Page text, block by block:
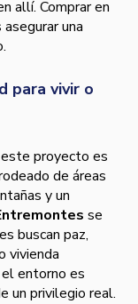
allí. Comprar en
una
para vivir o
proyecto es
de áreas
y un
se
buscan paz,
vivienda
entorno es
un privilegio real.